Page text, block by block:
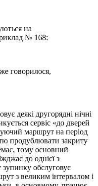
на
№ 168:
говорилося,
деякі другорядні нічні
сервіс «до дверей
маршрут на період
продублювати закриту
тому основний
до однієї з
обслуговує
з великим інтервалом і